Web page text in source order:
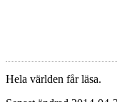
Hela världen får läsa.